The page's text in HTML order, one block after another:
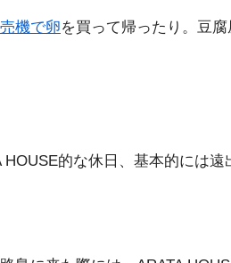
機で卵を買って帰ったり。豆
HOUSE的な休日、基本的には